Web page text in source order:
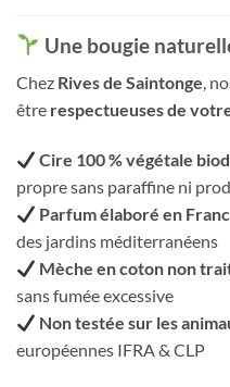
Une bougie
Chez Rives de Saintonge,
être respectueuses de
Cire 100 % végétale
propre sans paraffine ni
Parfum élaboré en
des jardins méditerranéens
Mèche en coton non
sans fumée excessive
Non testée sur les
européennes IFRA & CLP